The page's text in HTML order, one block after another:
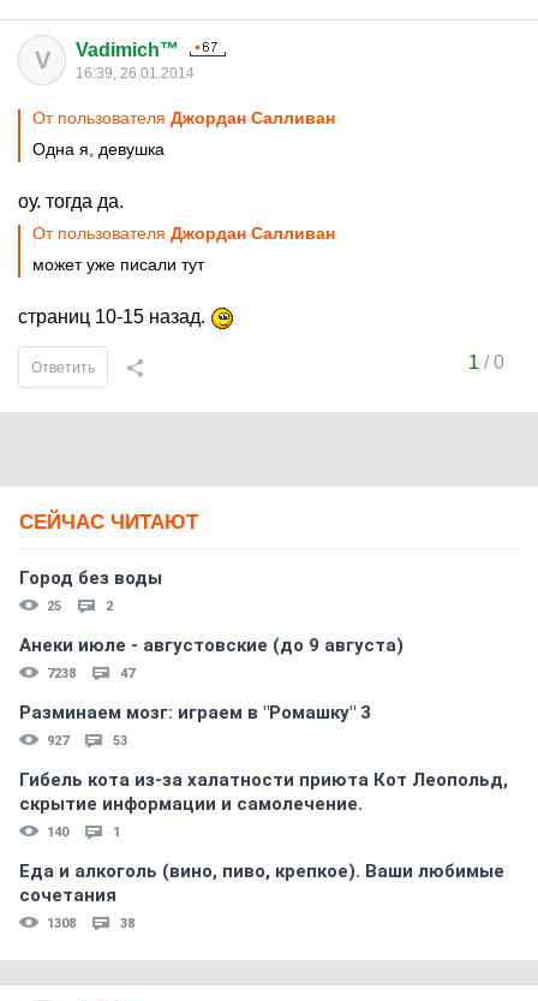
V Vadimich™
16:39, 26.01.2014
От пользователя Джордан Салливан
Одна я, девушка
оу. тогда да.
От пользователя Джордан Салливан
может уже писали тут
страниц 10-15 назад.
1 /0
Ответить
СЕЙЧАС ЧИТАЮТ
Город без воды
25 2
Анеки июле - августовские (до 9 августа)
7238 47
Разминаем мозг: играем в "Ромашку" 3
927 53
Гибель кота из-за халатности приюта Кот Леопольд,
скрытиe информации и самолечение.
140 1
Еда и алкоголь (вино, пиво, крепкое). Ваши любимые
сочетания
1308 38